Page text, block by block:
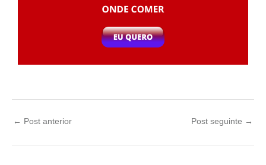
← Post anterior Post seguinte →